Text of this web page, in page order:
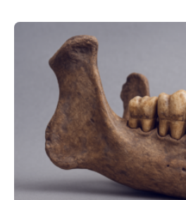
erzeugt durch Magma oder
Schlote einen Weg nach oben
Miriam Christina Reiss,
Johannes Gutenberg-Universität
Team haben am Vulkan
solche Tremore lokalisiert. „Wir
nicht nur nachweisen, sondern